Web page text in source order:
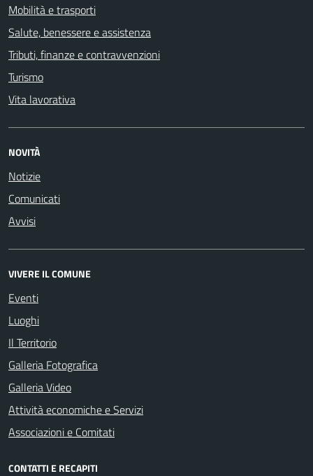
Mobilità e trasporti
Salute, benessere e assistenza
Tributi, finanze e contravvenzioni
Turismo
Vita lavorativa
NOVITÀ
Notizie
Comunicati
Avvisi
VIVERE IL COMUNE
Eventi
Luoghi
Il Territorio
Galleria Fotografica
Galleria Video
Attività economiche e Servizi
Associazioni e Comitati
CONTATTI E RECAPITI